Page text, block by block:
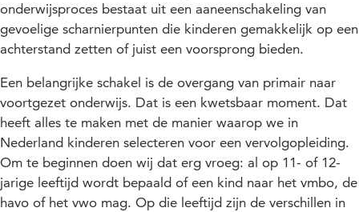
onderwijsproces bestaat uit een aaneenschakeling van
gevoelige scharnierpunten die kinderen gemakkelijk op een
achterstand zetten of juist een voorsprong bieden.
Een belangrijke schakel is de overgang van primair naar
voortgezet onderwijs. Dat is een kwetsbaar moment. Dat
heeft alles te maken met de manier waarop we in
Nederland kinderen selecteren voor een vervolgopleiding.
Om te beginnen doen wij dat erg vroeg: al op 11- of 12-
jarige leeftijd wordt bepaald of een kind naar het vmbo, de
havo of het vwo mag. Op die leeftijd zijn de verschillen in